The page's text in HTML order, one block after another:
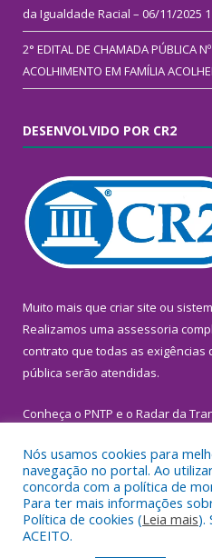
da Igualdade Racial – 06/11/2025
2° EDITAL DE CHAMADA PÚBLICA
ACOLHIMENTO EM FAMÍLIA
DESENVOLVIDO POR CR2
Muito mais que criar site ou
Realizamos uma assessoria
contrato que todas as exigências
pública serão atendidas.
Conheça o PNTP e o Radar da
Todos os direitos
Nós usamos cookies para
navegação no portal. Ao
concorda com a política de
Para ter mais informações
Política de cookies (Leia mais).
ACEITO.